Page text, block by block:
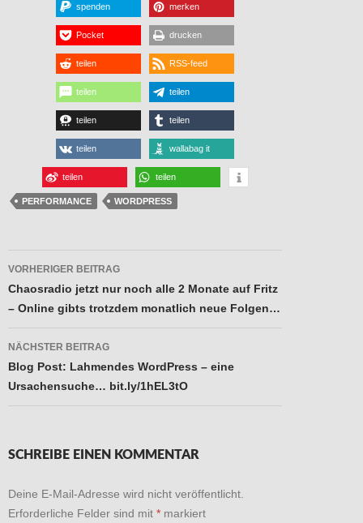
spenden merken
Pocket drucken
teilen RSS-feed
teilen teilen
teilen teilen
teilen wallabag it
teilen teilen
PERFORMANCE WORDPRESS
Beitragsnavigation
VORHERIGER BEITRAG
Chaosradio jetzt nur noch alle 2 Monate auf Fritz
– Online gibts trotzdem monatlich neue Folgen…
NÄCHSTER BEITRAG
Blog Post: Lahmendes WordPress – eine
Ursachensuche… bit.ly/1hEL3tO
SCHREIBE EINEN KOMMENTAR
Deine E-Mail-Adresse wird nicht veröffentlicht.
Erforderliche Felder sind mit * markiert